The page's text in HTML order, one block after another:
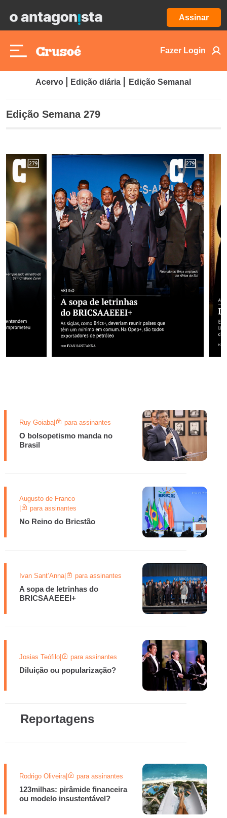
Assinar
Fazer Login
Acervo Edição diária Edição Semanal
Edição Semana 279
Ruy Goiaba| para assinantes
O bolsopetismo manda no
Brasil
Augusto de Franco
para assinantes
No Reino do Bricstão
Ivan Sant’Anna| para assinantes
A sopa de letrinhas do
BRICSAAEEEI+
Josias Teófilo| para assinantes
Diluição ou popularização?
Reportagens
Rodrigo Oliveira| para assinantes
123milhas: pirâmide financeira
ou modelo insustentável?